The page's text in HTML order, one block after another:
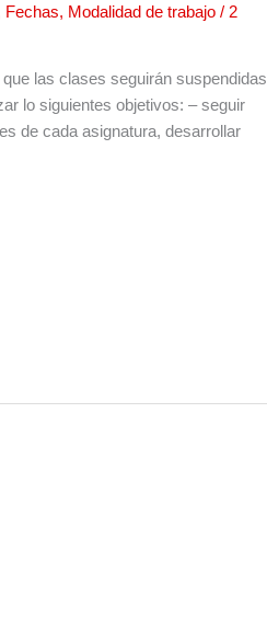
Fechas, Modalidad de trabajo / 2
las clases seguirán suspendidas
lo siguientes objetivos: – seguir
de cada asignatura, desarrollar